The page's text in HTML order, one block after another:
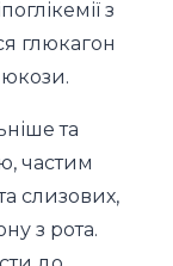
з
глюкагон
та
частим
слизових,
з рота.